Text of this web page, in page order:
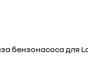
для